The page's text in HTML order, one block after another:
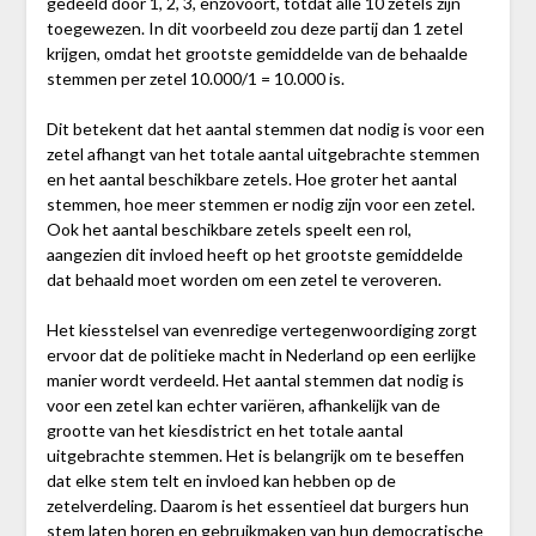
toegewezen. In dit voorbeeld zou deze partij dan 1 zetel
krijgen, omdat het grootste gemiddelde van de behaalde
stemmen per zetel 10.000/1 = 10.000 is.
Dit betekent dat het aantal stemmen dat nodig is voor een
zetel afhangt van het totale aantal uitgebrachte stemmen
en het aantal beschikbare zetels. Hoe groter het aantal
stemmen, hoe meer stemmen er nodig zijn voor een zetel.
Ook het aantal beschikbare zetels speelt een rol,
aangezien dit invloed heeft op het grootste gemiddelde
dat behaald moet worden om een zetel te veroveren.
Het kiesstelsel van evenredige vertegenwoordiging zorgt
ervoor dat de politieke macht in Nederland op een eerlijke
manier wordt verdeeld. Het aantal stemmen dat nodig is
voor een zetel kan echter variëren, afhankelijk van de
grootte van het kiesdistrict en het totale aantal
uitgebrachte stemmen. Het is belangrijk om te beseffen
dat elke stem telt en invloed kan hebben op de
zetelverdeling. Daarom is het essentieel dat burgers hun
stem laten horen en gebruikmaken van hun democratische